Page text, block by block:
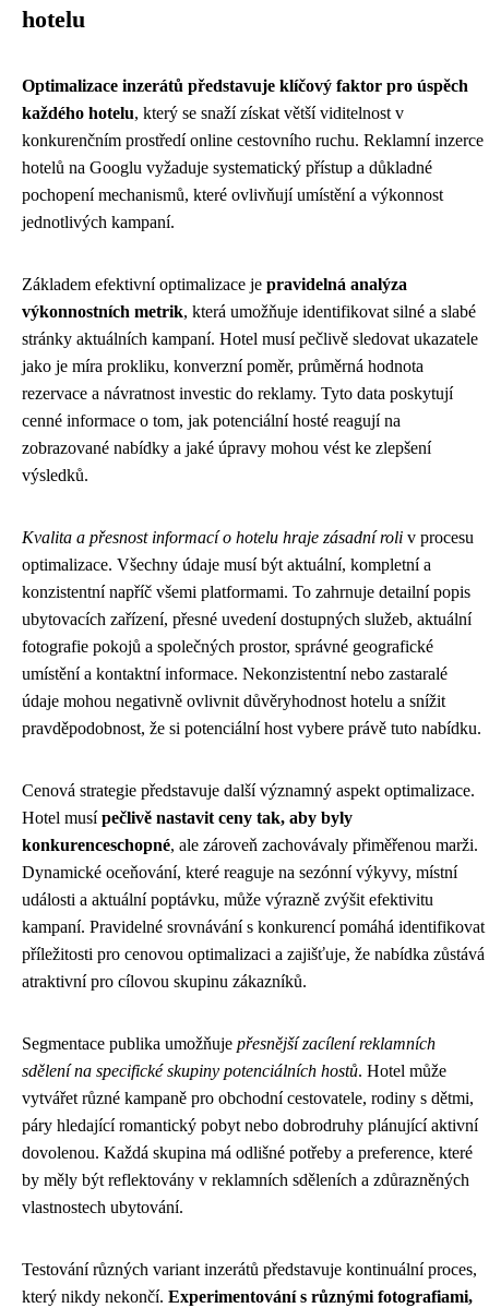
hotelu
Optimalizace inzerátů představuje klíčový faktor pro úspěch
každého hotelu, který se snaží získat větší viditelnost v
konkurenčním prostředí online cestovního ruchu. Reklamní inzerce
hotelů na Googlu vyžaduje systematický přístup a důkladné
pochopení mechanismů, které ovlivňují umístění a výkonnost
jednotlivých kampaní.
Základem efektivní optimalizace je pravidelná analýza
výkonnostních metrik, která umožňuje identifikovat silné a slabé
stránky aktuálních kampaní. Hotel musí pečlivě sledovat ukazatele
jako je míra prokliku, konverzní poměr, průměrná hodnota
rezervace a návratnost investic do reklamy. Tyto data poskytují
cenné informace o tom, jak potenciální hosté reagují na
zobrazované nabídky a jaké úpravy mohou vést ke zlepšení
výsledků.
Kvalita a přesnost informací o hotelu hraje zásadní roli v procesu
optimalizace. Všechny údaje musí být aktuální, kompletní a
konzistentní napříč všemi platformami. To zahrnuje detailní popis
ubytovacích zařízení, přesné uvedení dostupných služeb, aktuální
fotografie pokojů a společných prostor, správné geografické
umístění a kontaktní informace. Nekonzistentní nebo zastaralé
údaje mohou negativně ovlivnit důvěryhodnost hotelu a snížit
pravděpodobnost, že si potenciální host vybere právě tuto nabídku.
Cenová strategie představuje další významný aspekt optimalizace.
Hotel musípečlivě nastavit ceny tak, aby byly
konkurenceschopné, ale zároveň zachovávaly přiměřenou marži.
Dynamické oceňování, které reaguje na sezónní výkyvy, místní
události a aktuální poptávku, může výrazně zvýšit efektivitu
kampaní. Pravidelné srovnávání s konkurencí pomáhá identifikovat
příležitosti pro cenovou optimalizaci a zajišťuje, že nabídka zůstává
atraktivní pro cílovou skupinu zákazníků.
Segmentace publika umožňuje přesnější zacílení reklamních
sdělení na specifické skupiny potenciálních hostů. Hotel může
vytvářet různé kampaně pro obchodní cestovatele, rodiny s dětmi,
páry hledající romantický pobyt nebo dobrodruhy plánující aktivní
dovolenou. Každá skupina má odlišné potřeby a preference, které
by měly být reflektovány v reklamních sděleních a zdůrazněných
vlastnostech ubytování.
Testování různých variant inzerátů představuje kontinuální proces,
který nikdy nekončí. Experimentování s různými fotografiami,